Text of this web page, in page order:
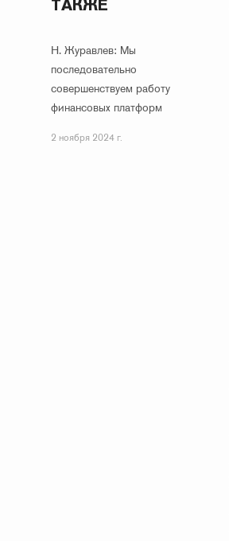
ТАКЖЕ
Н. Журавлев: Мы
последовательно
совершенствуем работу
финансовых платформ
2 ноября 2024 г.